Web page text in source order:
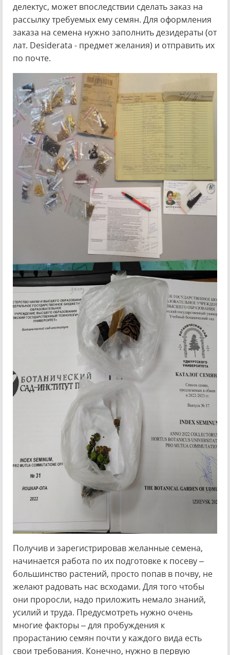
делектус, может впоследствии сделать заказ на
рассылку требуемых ему семян. Для оформления
заказа на семена нужно заполнить дезидераты (от
лат. Desiderata - предмет желания) и отправить их
по почте.
Получив и зарегистрировав желанные семена,
начинается работа по их подготовке к посеву –
большинство растений, просто попав в почву, не
желают радовать нас всходами. Для того чтобы
они проросли, надо приложить немало знаний,
усилий и труда. Предусмотреть нужно очень
многие факторы – для пробуждения к
прорастанию семян почти у каждого вида есть
свои требования. Конечно, нужно в первую